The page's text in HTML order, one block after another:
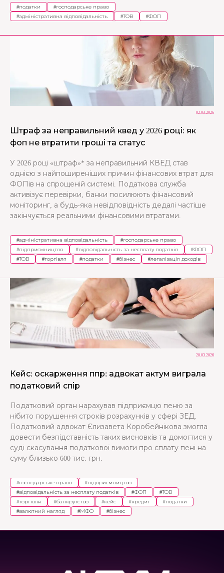
#податки #господарське право
#адміністративна відповідальність #ТОВ #ФОП
02.03.2026
Штраф за неправильний квед у 2026 році: як
фоп не втратити гроші та статус
У 2026 році «штраф»* за неправильний КВЕД став
однією з найпоширеніших причин фінансових втрат для
ФОПів на спрощеній системі. Податкова служба
активізує перевірки, банки посилюють фінансовий
моніторинг, а будь-яка невідповідність дедалі частіше
закінчується реальними фінансовими втратами.
#адміністративна відповідальність #господарське право
#підприємництво #відповідальність за несплату податків #ФОП
#ТОВ #торгівля #податки #бізнес #легалізація доходів
20.03.2026
Кейс: оскарження ппр: адвокат актум виграла
податковий спір
Податковий орган нарахував підприємцю пеню за
нібито порушення строків розрахунків у сфері ЗЕД.
Податковий адвокат Єлизавета Коробейнікова змогла
довести безпідставність таких висновків та домогтися у
суді скасування податкової вимоги про сплату пені на
суму близько 600 тис. грн.
#господарське право #підприємництво
#відповідальність за несплату податків #ФОП #ТОВ
#торгівля #банкрутство #кейс #кредит #податки
#валютний нагляд #МФО #бізнес